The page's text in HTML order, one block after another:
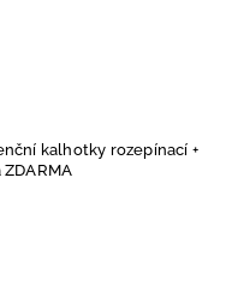
kalhotky rozepínací +